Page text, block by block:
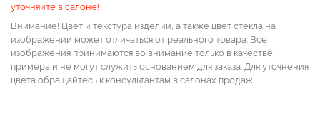
уточняйте в салоне!
Внимание! Цвет и текстура изделий, а также цвет стекла на
изображении может отличаться от реального товара. Все
изображения принимаются во внимание только в качестве
примера и не могут служить основанием для заказа. Для уточнения
цвета обращайтесь к консультантам в салонах продаж.